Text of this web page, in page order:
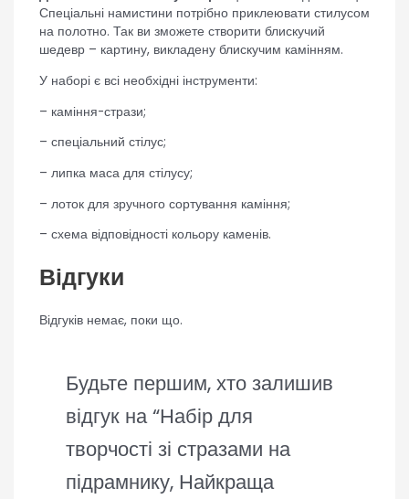
Спеціальні намистини потрібно приклеювати стилусом
на полотно. Так ви зможете створити блискучий
шедевр – картину, викладену блискучим камінням.
У наборі є всі необхідні інструменти:
– каміння-стрази;
– спеціальний стілус;
– липка маса для стілусу;
– лоток для зручного сортування каміння;
– схема відповідності кольору каменів.
Відгуки
Відгуків немає, поки що.
Будьте першим, хто залишив
відгук на “Набір для
творчості зі стразами на
підрамнику, Найкраща